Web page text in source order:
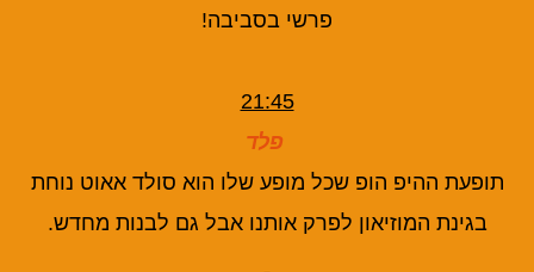
פרשי בסביבה!
21:45
פלד
תופעת ההיפ הופ שכל מופע שלו הוא סולד אאוט נוחת
בגינת המוזיאון לפרק אותנו אבל גם לבנות מחדש.